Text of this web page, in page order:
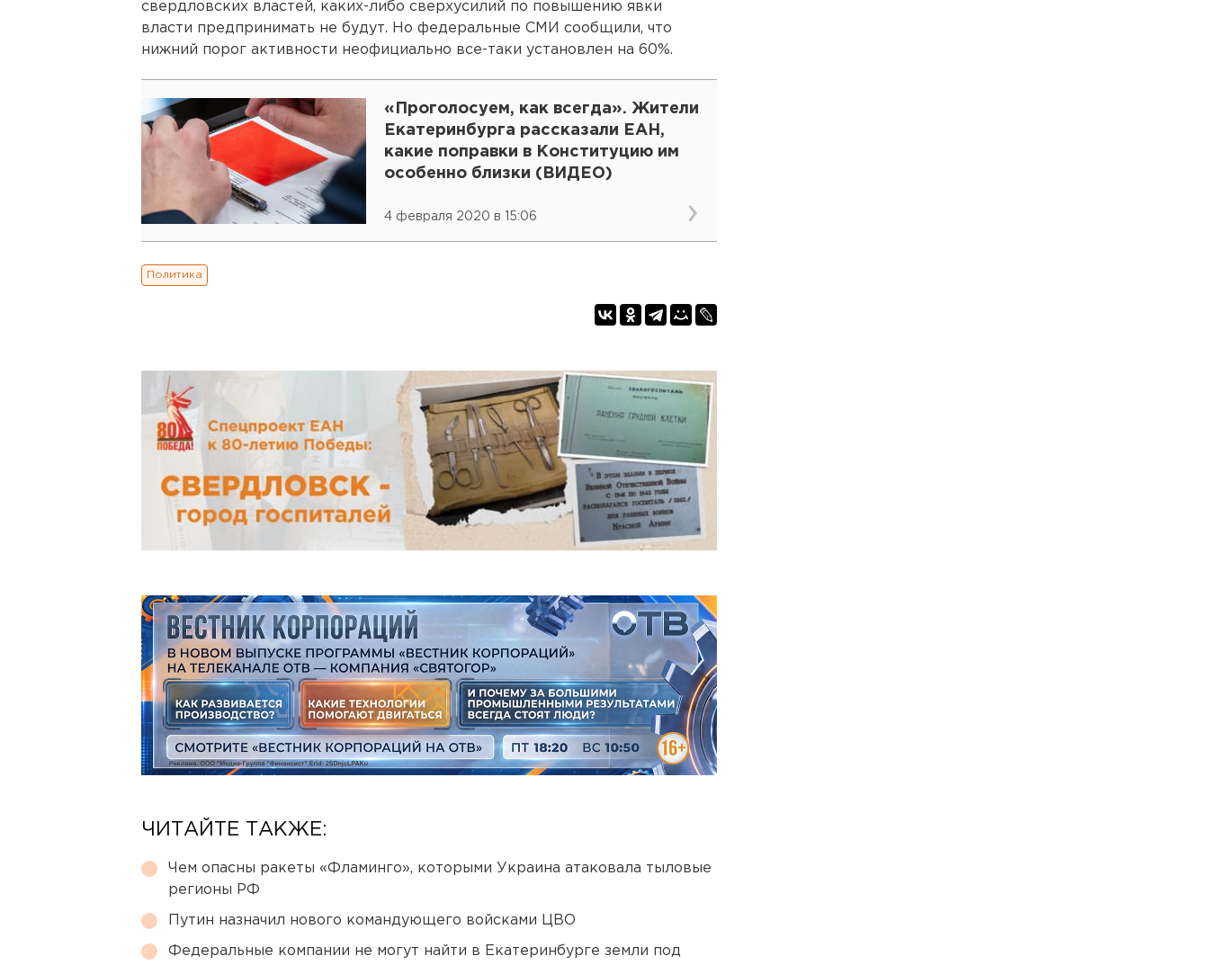
свердловских властей, каких-либо сверхусилий по повышению явки
власти предпринимать не будут. Но федеральные СМИ сообщили, что
нижний порог активности неофициально все-таки установлен на 60%.
«Проголосуем, как всегда». Жители
Екатеринбурга рассказали ЕАН,
какие поправки в Конституцию им
особенно близки (ВИДЕО)
4 февраля 2020 в 15:06
Политика
ЧИТАЙТЕ ТАКЖЕ:
Чем опасны ракеты «Фламинго», которыми Украина атаковала тыловые
регионы РФ
Путин назначил нового командующего войсками ЦВО
Федеральные компании не могут найти в Екатеринбурге земли под